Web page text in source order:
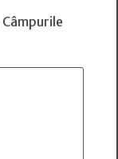
Câmpurile